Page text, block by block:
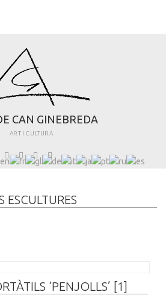
E CAN GIN EBREDA
ART I CULTURA
ESCULTURES
‘PENJOLLS’ [1]